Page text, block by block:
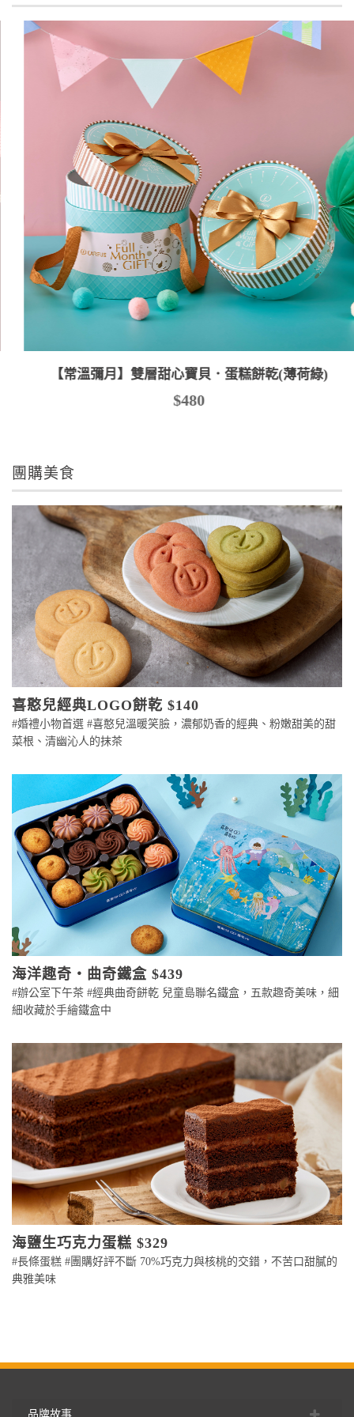
【常溫彌月】雙層甜心寶貝．蛋糕餅乾(薄荷綠)
$480
團購美食
喜憨兒經典LOGO餅乾 $140
#婚禮小物首選 #喜憨兒溫暖笑臉，濃郁奶香的經典、粉嫩甜美的甜
菜根、清幽沁人的抹茶
海洋趣奇・曲奇鐵盒 $439
#辦公室下午茶 #經典曲奇餅乾 兒童島聯名鐵盒，五款趣奇美味，細
細收藏於手繪鐵盒中
海鹽生巧克力蛋糕 $329
#長條蛋糕 #團購好評不斷 70%巧克力與核桃的交錯，不苦口甜膩的
典雅美味
品牌故事